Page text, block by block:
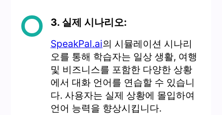
3. 실제 시나리오:
SpeakPal.ai의 시뮬레이션 시나리
오를 통해 학습자는 일상 생활, 여행
및 비즈니스를 포함한 다양한 상황
에서 대화 언어를 연습할 수 있습니
다. 사용자는 실제 상황에 몰입하여
언어 능력을 향상시킵니다.